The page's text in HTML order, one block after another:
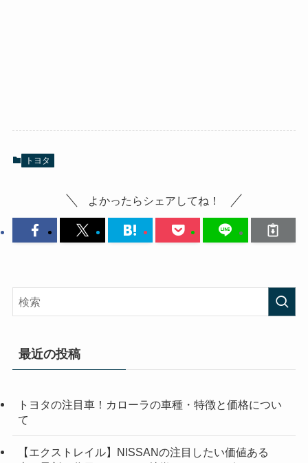
トヨタ
よかったらシェアしてね！
最近の投稿
トヨタの注目車！カローラの車種・特徴と価格につい
て
【エクストレイル】NISSANの注目したい価値ある